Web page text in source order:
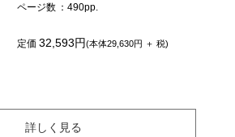
ページ数 ：490pp.
定価32,593円(本体29,630円 ＋ 税)
詳しく見る